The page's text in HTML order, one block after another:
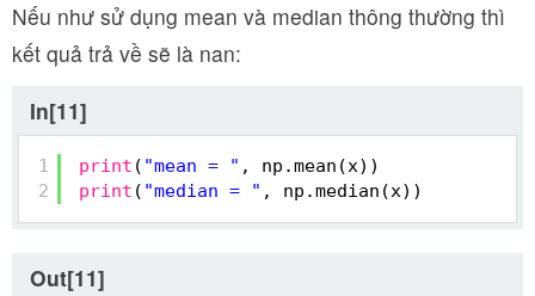
Nếu như sử dụng mean và median thông thường thì
kết quả trả về sẽ là nan:
In[11]
1
2
print ( "mean = " , np.mean(x))
print ( "median = " , np.median(x))
Out[11]